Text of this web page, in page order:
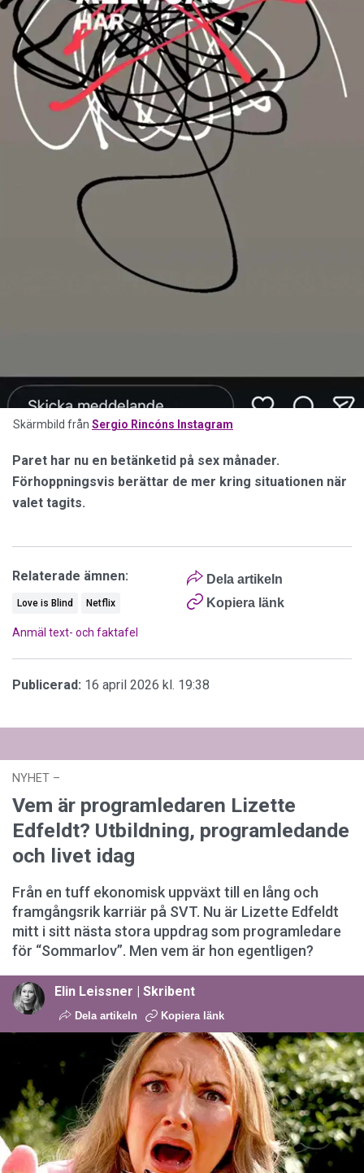
Skärmbild från Sergio Rincóns Instagram
Paret har nu en betänketid på sex månader.
Förhoppningsvis berättar de mer kring situationen när
valet tagits.
Dela artikeln
Kopiera länk
Relaterade ämnen:
Love is Blind Netflix
Anmäl text- och faktafel
Publicerad: 16 april 2026 kl. 19:38
NYHET –
Vem är programledaren Lizette
Edfeldt? Utbildning, programledande
och livet idag
Från en tuff ekonomisk uppväxt till en lång och
framgångsrik karriär på SVT. Nu är Lizette Edfeldt
mitt i sitt nästa stora uppdrag som programledare
för “Sommarlov”. Men vem är hon egentligen?
Elin Leissner | Skribent
Dela artikeln Kopiera länk